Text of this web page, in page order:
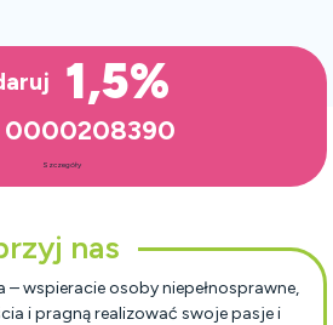
1,5%
0000208390
Szczegóły
nas
wspieracie osoby niepełnosprawne,
i pragną realizować swoje pasje i